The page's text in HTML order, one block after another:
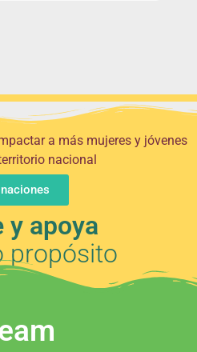
a más mujeres y jóvenes
nacional
y apoya
propósito